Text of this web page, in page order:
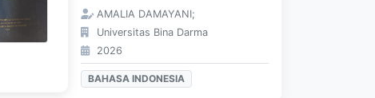
AMALIA DAMAYANI;
Universitas Bina Darma
2026
BAHASA INDONESIA